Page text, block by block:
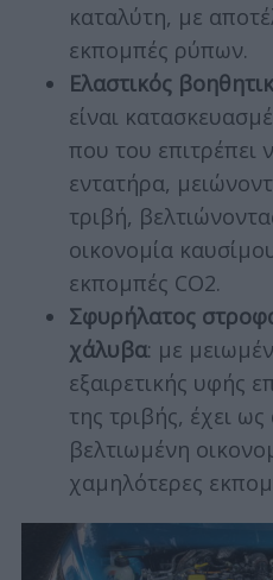
καταλύτη, με
εκπομπές ρύπων.
Ελαστικός
είναι
που του επιτρέπει
εντατήρα,
τριβή,
οικονομία
εκπομπές CO2.
Σφυρήλατος
χάλυβα: με
εξαιρετικής υφής
της τριβής, έχει
βελτιωμένη
χαμηλότερες